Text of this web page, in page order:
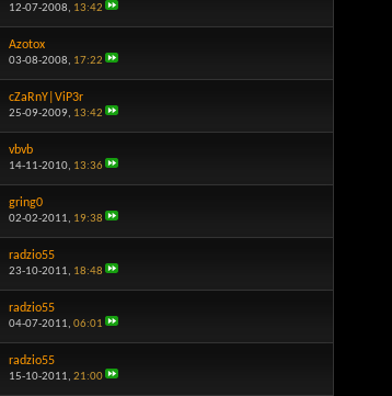
12-07-2008, 13:42
Azotox
03-08-2008, 17:22
cZaRnY|ViP3r
25-09-2009, 13:42
vbvb
14-11-2010, 13:36
gring0
02-02-2011, 19:38
radzio55
23-10-2011, 18:48
radzio55
04-07-2011, 06:01
radzio55
15-10-2011, 21:00